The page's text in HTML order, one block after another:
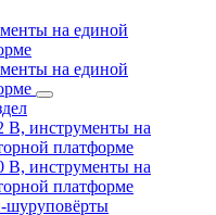
на единой
на единой
В, инструменты на
платформе
В, инструменты на
платформе
шуруповёрты